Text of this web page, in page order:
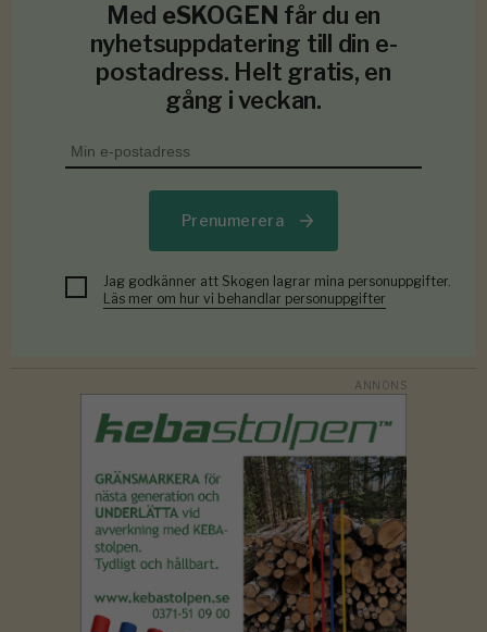
Med eSKOGEN får du en
nyhetsuppdatering till din e-
postadress. Helt gratis, en
gång i veckan.
Prenumerera
Jag godkänner att Skogen lagrar mina personuppgifter.
Läs mer om hur vi behandlar personuppgifter